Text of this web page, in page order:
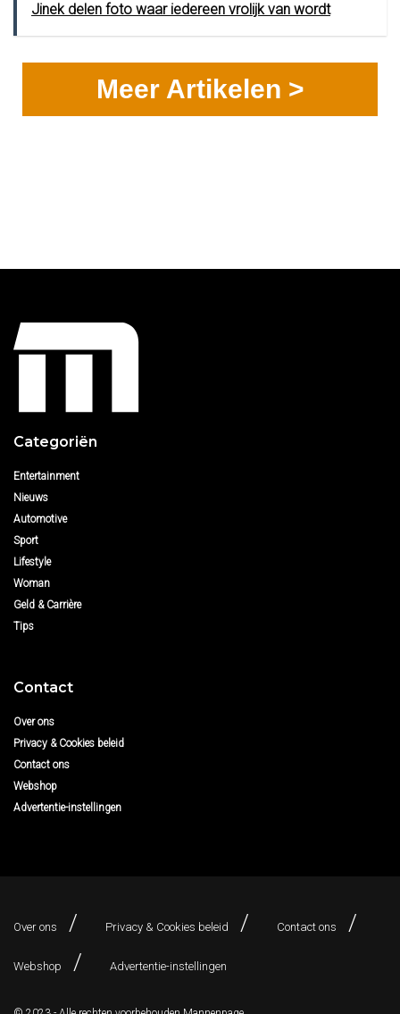
Jinek delen foto waar iedereen vrolijk van wordt
Meer Artikelen >
Categoriën
Entertainment
Nieuws
Automotive
Sport
Lifestyle
Woman
Geld & Carrière
Tips
Contact
Over ons
Privacy & Cookies beleid
Contact ons
Webshop
Advertentie-instellingen
Over ons Privacy & Cookies beleid Contact ons
Webshop Advertentie-instellingen